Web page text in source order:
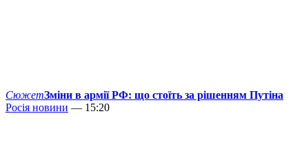
СюжетЗміни в армії РФ: що стоїть за рішенням Путіна
Росія новини — 15:20